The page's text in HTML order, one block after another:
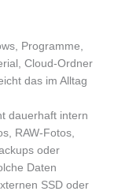
Programme,
Cloud-Ordner
das im Alltag
dauerhaft intern
RAW-Fotos,
oder
Daten
SSD oder